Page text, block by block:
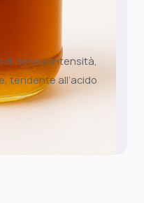
di debole intensità,
tendente all’acido